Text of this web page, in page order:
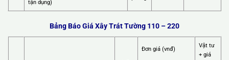
tận dụng)
Bảng Báo Giá Xây Trát Tường 110 – 220
Đơn giá (vnđ)
Vật tư
+ giá